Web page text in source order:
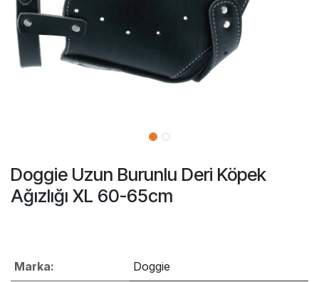
Doggie Uzun Burunlu Deri Köpek
Ağızlığı XL 60-65cm
Marka: Doggie